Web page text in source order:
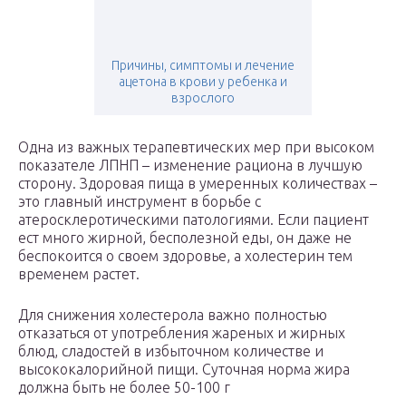
Причины, симптомы и лечение
ацетона в крови у ребенка и
взрослого
Одна из важных терапевтических мер при высоком
показателе ЛПНП – изменение рациона в лучшую
сторону. Здоровая пища в умеренных количествах –
это главный инструмент в борьбе с
атеросклеротическими патологиями. Если пациент
ест много жирной, бесполезной еды, он даже не
беспокоится о своем здоровье, а холестерин тем
временем растет.
Для снижения холестерола важно полностью
отказаться от употребления жареных и жирных
блюд, сладостей в избыточном количестве и
высококалорийной пищи. Суточная норма жира
должна быть не более 50-100 г